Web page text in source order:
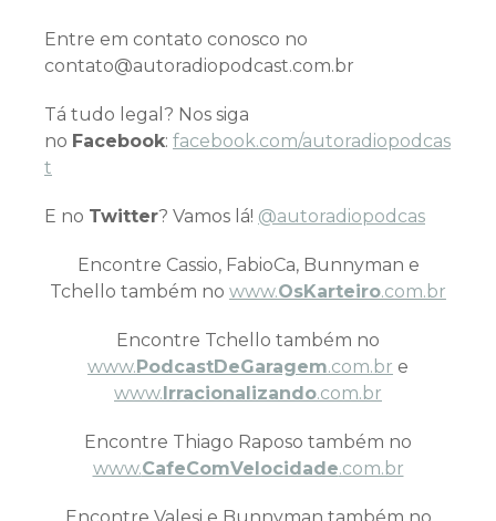
Entre em contato conosco no
contato@autoradiopodcast.com.br
Tá tudo legal? Nos siga
no Facebook: facebook.com/autoradiopodcas
t
E no Twitter? Vamos lá! @autoradiopodcas
Encontre Cassio, FabioCa, Bunnyman e
Tchello também no www.OsKarteiro.com.br
Encontre Tchello também no
www. PodcastDeGaragem.com.br e
www. Irracionalizando.com.br
Encontre Thiago Raposo também no
www.CafeComVelocidade.com.br